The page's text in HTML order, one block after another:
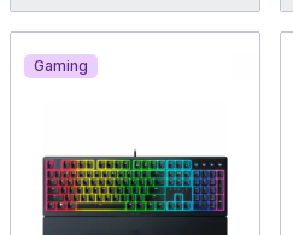
Gaming